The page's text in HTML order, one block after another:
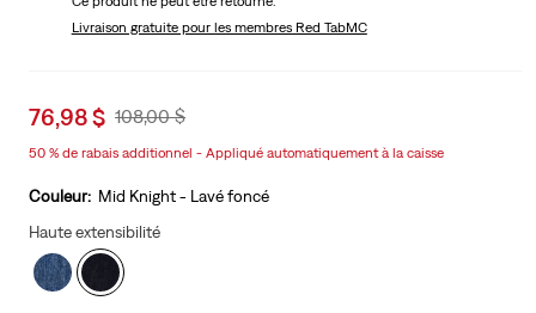
is
Was
Livraison gratuitepour les membres Red TabMC
Sale
is
76,98 $ Original
108,00 $
50 % de rabais additionnel - Appliqué automatiquement à la caisse
Couleur: Mid Knight - Lavé foncé
Haute extensibilité